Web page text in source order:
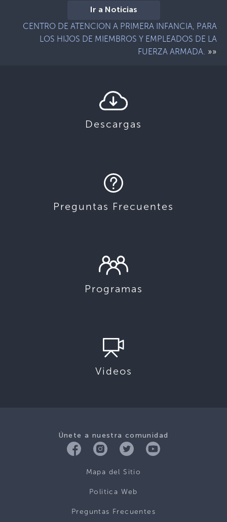
Ir a Noticias
CENTRO DE ATENCION A PRIMERA INFANCIA, PARA
LOS HIJOS DE MIEMBROS Y EMPLEADOS DE LA
FUERZA ARMADA. »»
Descargas
Preguntas Frecuentes
Programas
Videos
Únete a nuestra comunidad
Mapa del Sitio
Politica Web
Preguntas Frecuentes